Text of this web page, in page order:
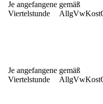
Je angefangene
Viertelstunde
gemäß
Je angefangene
Viertelstunde
gemäß